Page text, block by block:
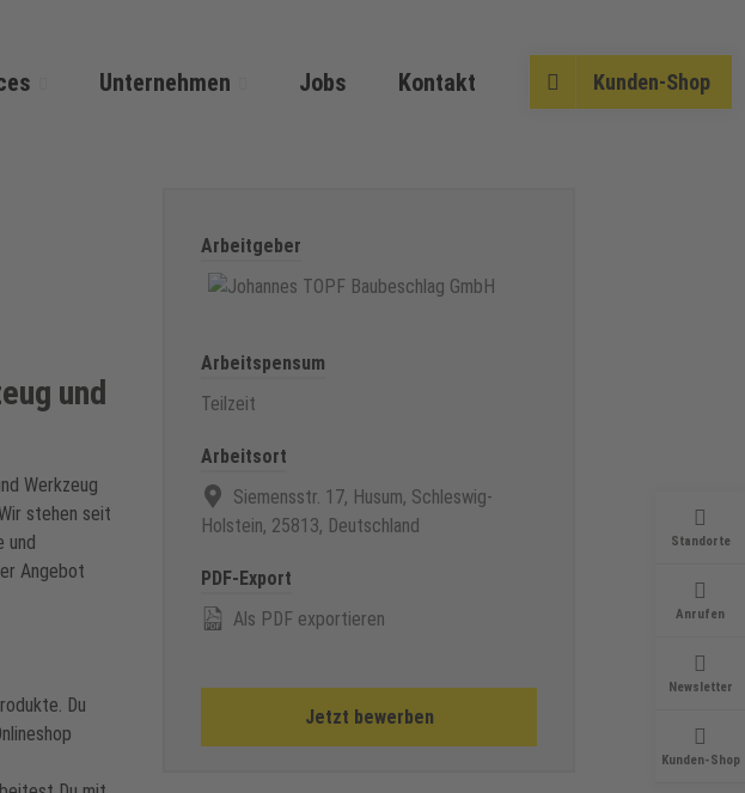
Unternehmen Jobs Kontakt Kunden-Shop
Standorte
Anrufen
Newsletter
Kunden-Shop
und
Werkzeug
stehen seit
und
Angebot
Du
Arbeitgeber
Arbeitspensum
Teilzeit
Arbeitsort
Siemensstr. 17, Husum, Schleswig-
Holstein, 25813, Deutschland
PDF-Export
Als PDF exportieren
Jetzt bewerben